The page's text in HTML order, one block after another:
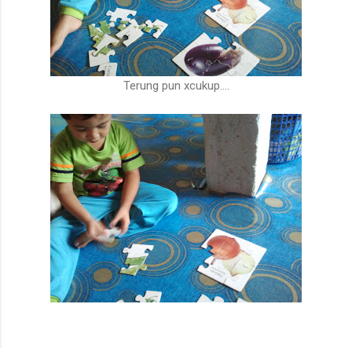
Terung pun xcukup....